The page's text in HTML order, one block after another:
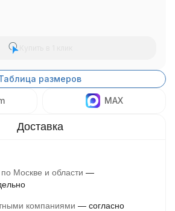
размеров
MAX
Москве и области
компаниями
согласно